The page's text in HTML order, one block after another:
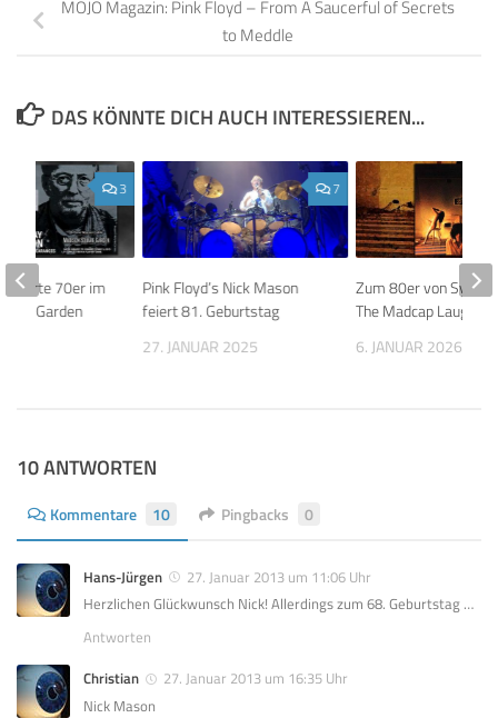
MOJO Magazin: Pink Floyd – From A Saucerful of Secrets
to Meddle
DAS KÖNNTE DICH AUCH INTERESSIEREN...
7
Pink Floyd’s Nick Mason
feiert 81. Geburtstag
27. JANUAR 2025
Zum 80er von Syd
The Madcap Laughs
6. JANUAR 2026
3
feierte 70er im
Garden
10 ANTWORTEN
Kommentare 10 Pingbacks 0
Hans-Jürgen
27. Januar 2013 um 11:06 Uhr
Herzlichen Glückwunsch Nick! Allerdings zum 68. Geburtstag …
Antworten
Christian
27. Januar 2013 um 16:35 Uhr
Nick Mason